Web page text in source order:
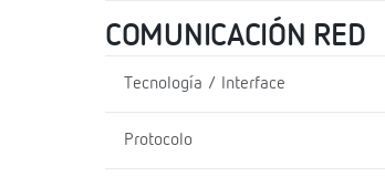
COMUNICACIÓN RED
Tecnología / Interface
Protocolo